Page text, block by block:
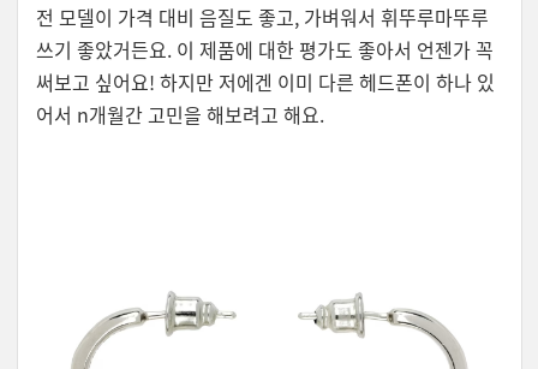
전 모델이 가격 대비 음질도 좋고, 가벼워서 휘뚜루마뚜루
쓰기 좋았거든요. 이 제품에 대한 평가도 좋아서 언젠가 꼭
써보고 싶어요! 하지만 저에겐 이미 다른 헤드폰이 하나 있
어서 n개월간 고민을 해보려고 해요.